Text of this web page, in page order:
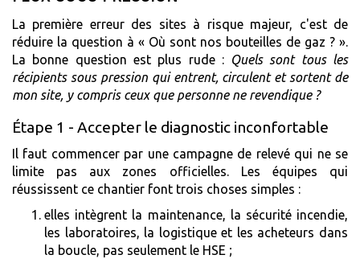
La première erreur des sites à risque majeur, c'est de
réduire la question à « Où sont nos bouteilles de gaz ? ».
La bonne question est plus rude : Quels sont tous les
récipients sous pression qui entrent, circulent et sortent de
mon site, y compris ceux que personne ne revendique ?
Étape 1 - Accepter le diagnostic inconfortable
Il faut commencer par une campagne de relevé qui ne se
limite pas aux zones officielles. Les équipes qui
réussissent ce chantier font trois choses simples :
elles intègrent la maintenance, la sécurité incendie,
les laboratoires, la logistique et les acheteurs dans
la boucle, pas seulement le HSE ;